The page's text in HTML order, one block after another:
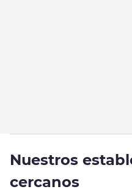
Nuestros
cercanos